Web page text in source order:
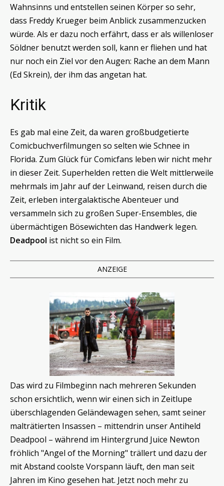
Wahnsinns und entstellen seinen Körper so sehr,
dass Freddy Krueger beim Anblick zusammenzucken
würde. Als er dazu noch erfährt, dass er als willenloser
Söldner benutzt werden soll, kann er fliehen und hat
nur noch ein Ziel vor den Augen: Rache an dem Mann
(Ed Skrein), der ihm das angetan hat.
Kritik
Es gab mal eine Zeit, da waren großbudgetierte
Comicbuchverfilmungen so selten wie Schnee in
Florida. Zum Glück für Comicfans leben wir nicht mehr
in dieser Zeit. Superhelden retten die Welt mittlerweile
mehrmals im Jahr auf der Leinwand, reisen durch die
Zeit, erleben intergalaktische Abenteuer und
versammeln sich zu großen Super-Ensembles, die
übermächtigen Bösewichten das Handwerk legen.
Deadpool ist nicht so ein Film.
ANZEIGE
Das wird zu Filmbeginn nach mehreren Sekunden
schon ersichtlich, wenn wir einen sich in Zeitlupe
überschlagenden Geländewagen sehen, samt seiner
malträtierten Insassen – mittendrin unser Antiheld
Deadpool – während im Hintergrund Juice Newton
fröhlich "Angel of the Morning" trällert und dazu der
mit Abstand coolste Vorspann läuft, den man seit
Jahren im Kino gesehen hat. Jetzt noch mehr zu